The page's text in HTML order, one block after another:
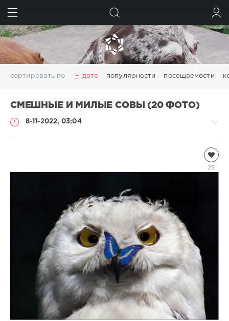
сортировать по дате популярности посещаемости
СМЕШНЫЕ И МИЛЫЕ СОВЫ (20 ФОТО)
8-11-2022, 03:04
25